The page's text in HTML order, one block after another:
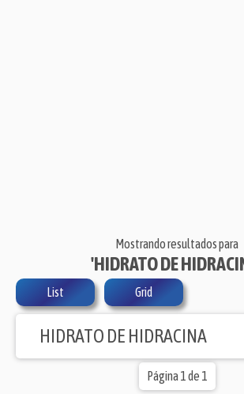
Mostrando resultados para
'HIDRATO DE
List Grid
HIDRATO DE HIDRACINA
Página 1 de 1